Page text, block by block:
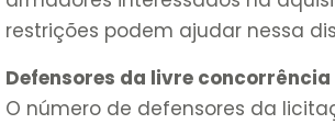
restrições podem ajudar nessa
Defensores da livre concorrência
O número de defensores da